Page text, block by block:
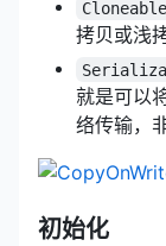
Cloneable
拷贝或浅
就是可以
络传输，
初始化